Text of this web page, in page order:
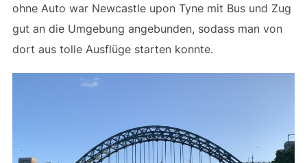
ohne Auto war Newcastle upon Tyne mit Bus und Zug
gut an die Umgebung angebunden, sodass man von
dort aus tolle Ausflüge starten konnte.